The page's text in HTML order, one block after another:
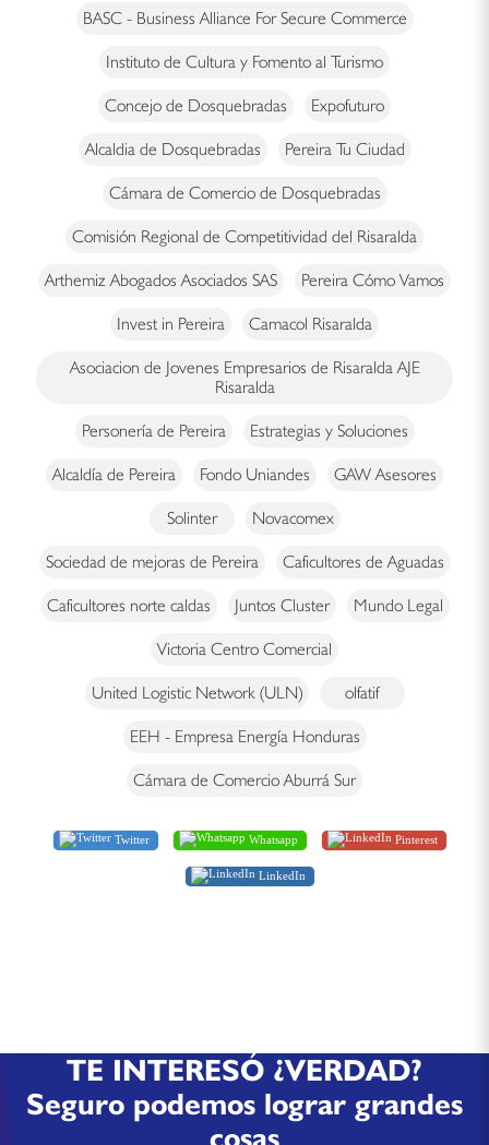
BASC - Business Alliance For Secure Commerce
Instituto de Cultura y Fomento al Turismo
Concejo de Dosquebradas Expofuturo
Alcaldia de Dosquebradas Pereira Tu Ciudad
Cámara de Comercio de Dosquebradas
Comisión Regional de Competitividad del Risaralda
Arthemiz Abogados Asociados SAS Pereira Cómo Vamos
Invest in Pereira Camacol Risaralda
Asociacion de Jovenes Empresarios de Risaralda AJE
Risaralda
Personería de Pereira Estrategias y Soluciones
Alcaldía de Pereira Fondo Uniandes GAW Asesores
Solinter Novacomex
Sociedad de mejoras de Pereira Caficultores de Aguadas
Caficultores norte caldas Juntos Cluster Mundo Legal
Victoria Centro Comercial
United Logistic Network (ULN) olfatif
EEH - Empresa Energía Honduras
Cámara de Comercio Aburrá Sur
Twitter Whatsapp Pinterest
LinkedIn
TE INTERESÓ ¿VERDAD?
Seguro podemos lograr grandes
cosas